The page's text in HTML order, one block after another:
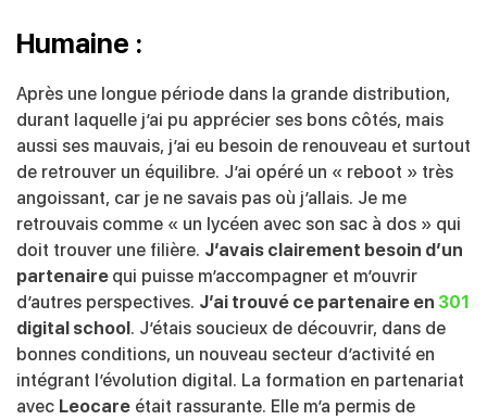
Humaine :
Après une longue période dans la grande distribution,
durant laquelle j’ai pu apprécier ses bons côtés, mais
aussi ses mauvais, j’ai eu besoin de renouveau et surtout
de retrouver un équilibre. J’ai opéré un « reboot » très
angoissant, car je ne savais pas où j’allais. Je me
retrouvais comme « un lycéen avec son sac à dos » qui
doit trouver une filière. J’avais clairement besoin d’un
partenaire qui puisse m’accompagner et m’ouvrir
d’autres perspectives. J’ai trouvé ce partenaire en 301
digital school. J’étais soucieux de découvrir, dans de
bonnes conditions, un nouveau secteur d’activité en
intégrant l’évolution digital. La formation en partenariat
avec Leocare était rassurante. Elle m’a permis de